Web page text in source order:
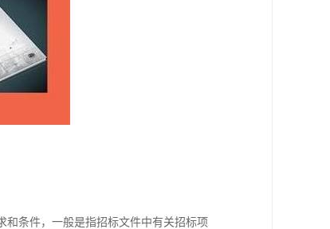
和条件，一般是指招标文件中有关招标项